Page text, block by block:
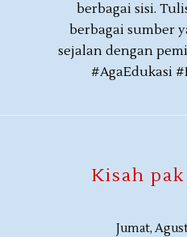
berbagai sisi.
berbagai sumber
sejalan dengan
#AgaEdukasi
Kisah
Jumat,